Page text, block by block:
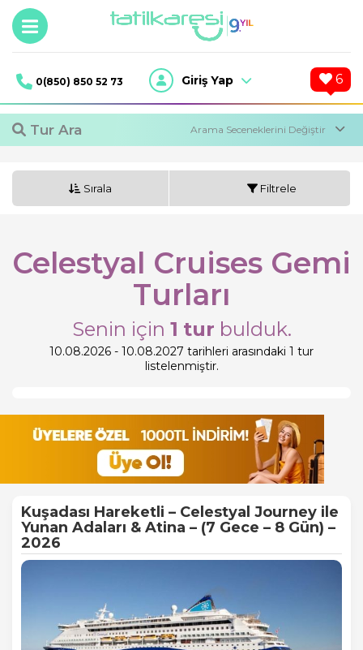
0(850) 850 52 73 Giriş Yap 6
Tur Ara
Tur Ara
Sırala Filtrele
Celestyal Cruises Gemi
Turları
Senin için 1 tur bulduk.
10.08.2026 - 10.08.2027 tarihleri arasındaki 1 tur
listelenmiştir.
Kuşadası Hareketli – Celestyal Journey ile
Yunan Adaları & Atina – (7 Gece – 8 Gün) –
2026